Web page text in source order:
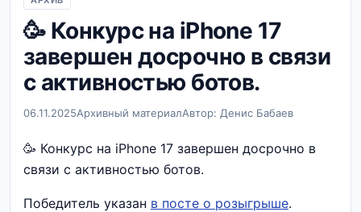
🥳 Конкурс на iPhone 17
завершен досрочно в связи
с активностью ботов.
06.11.2025Архивный материалАвтор: Денис Бабаев
🥳 Конкурс на iPhone 17 завершен досрочно в
связи с активностью ботов.
Победитель указан в посте о розыгрыше.